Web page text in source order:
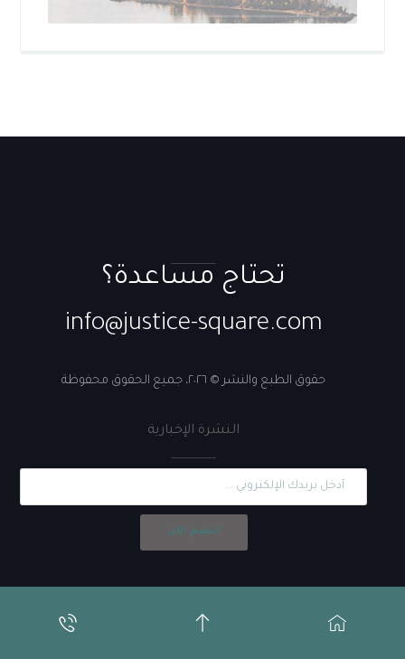
تحتاج مساعدة؟
info@justice-square.com
حقوق الطبع والنشر © ٢٠٢٦، جميع الحقوق محفوظة
النشرة الإخبارية
انضم الآن